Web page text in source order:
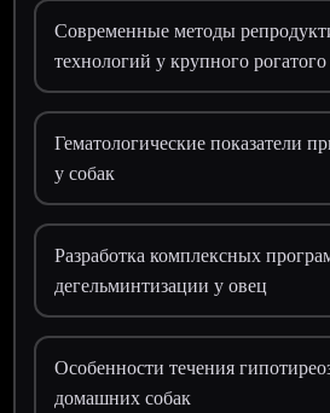
Современные методы
технологий у крупного рогатого
Гематологические показатели
у собак
Разработка комплексных
дегельминтизации у овец
Особенности течения
домашних собак